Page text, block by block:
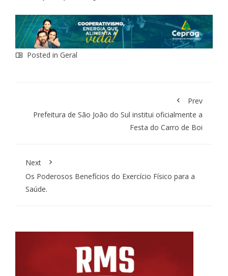
Posted in Geral
Prev
Prefeitura de São João do Sul institui oficialmente a
Festa do Carro de Boi
Next
Os Poderosos Benefícios do Exercício Físico para a
Saúde.